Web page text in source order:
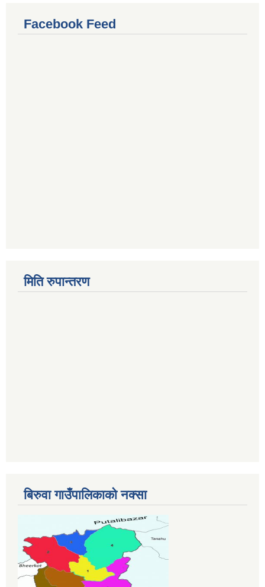
Facebook Feed
मिति रुपान्तरण
बिरुवा गाउँपालिकाको नक्सा